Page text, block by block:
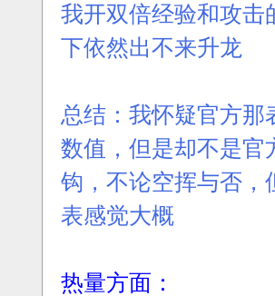
我开双倍经验和攻击
下依然出不来升龙
总结：我怀疑官方那
数值，但是却不是官
钩，不论空挥与否，
表感觉大概
热量方面：